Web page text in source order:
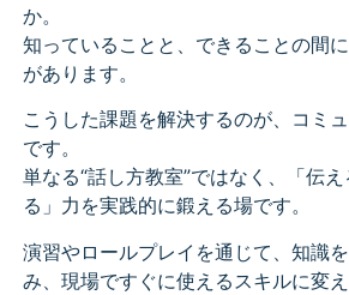
か。
知っていることと、できることの間
があります。
こうした課題を解決するのが、コミ
です。
単なる“話し方教室”ではなく、「伝
る」力を実践的に鍛える場です。
演習やロールプレイを通じて、知識
み、現場ですぐに使えるスキルに変え